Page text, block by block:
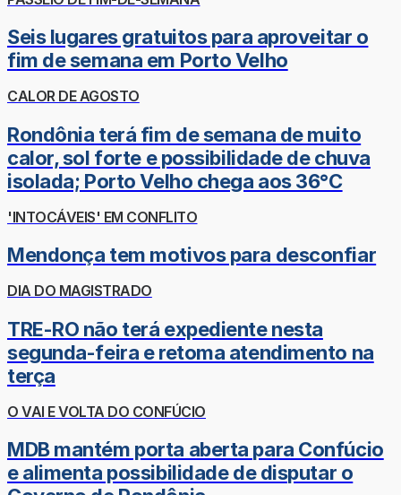
Seis lugares gratuitos para aproveitar o
fim de semana em Porto Velho
CALOR DE AGOSTO
Rondônia terá fim de semana de muito
calor, sol forte e possibilidade de chuva
isolada; Porto Velho chega aos 36°C
'INTOCÁVEIS' EM CONFLITO
Mendonça tem motivos para desconfiar
DIA DO MAGISTRADO
TRE-RO não terá expediente nesta
segunda-feira e retoma atendimento na
terça
O VAI E VOLTA DO CONFÚCIO
MDB mantém porta aberta para Confúcio
e alimenta possibilidade de disputar o